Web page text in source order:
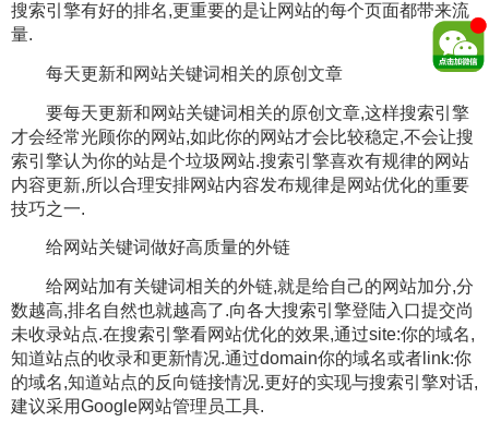
搜索引擎有好的排名,更重要的是让网站的每个页面都带来流
量.
每天更新和网站关键词相关的原创文章
要每天更新和网站关键词相关的原创文章,这样搜索引擎
才会经常光顾你的网站,如此你的网站才会比较稳定,不会让搜
索引擎认为你的站是个垃圾网站.搜索引擎喜欢有规律的网站
内容更新,所以合理安排网站内容发布规律是网站优化的重要
技巧之一.
给网站关键词做好高质量的外链
给网站加有关键词相关的外链,就是给自己的网站加分,分
数越高,排名自然也就越高了.向各大搜索引擎登陆入口提交尚
未收录站点.在搜索引擎看网站优化的效果,通过site:你的域名,
知道站点的收录和更新情况.通过domain你的域名或者link:你
的域名,知道站点的反向链接情况.更好的实现与搜索引擎对话,
建议采用Google网站管理员工具.